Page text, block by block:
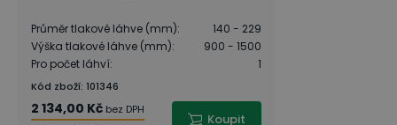
Průměr tlakové láhve (mm):
140 - 229
Výška tlakové láhve (mm):
900 - 1500
Pro počet láhví: 1
Kód zboží: 101346
2 134,00 Kč bez DPH
Koupit